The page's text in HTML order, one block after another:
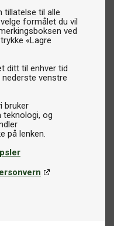
tillatelse til alle
formålet du vil
ved
«Lagre
ditt til enhver tid
venstre
bruker
og